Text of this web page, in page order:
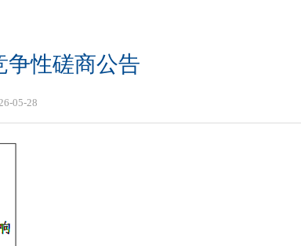
争性磋商公告
05-28